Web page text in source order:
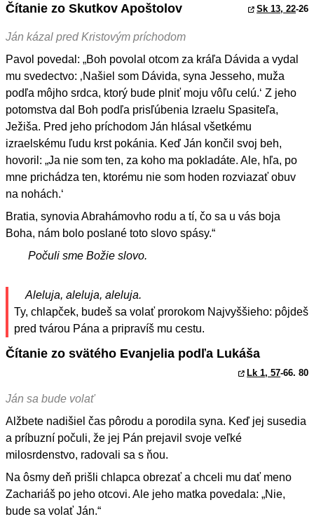
Čítanie zo Skutkov Apoštolov Sk 13, 22-26
Ján kázal pred Kristovým príchodom
Pavol povedal: „Boh povolal otcom za kráľa Dávida a vydal
mu svedectvo: ‚Našiel som Dávida, syna Jesseho, muža
podľa môjho srdca, ktorý bude plniť moju vôľu celú.‘ Z jeho
potomstva dal Boh podľa prisľúbenia Izraelu Spasiteľa,
Ježiša. Pred jeho príchodom Ján hlásal všetkému
izraelskému ľudu krst pokánia. Keď Ján končil svoj beh,
hovoril: „Ja nie som ten, za koho ma pokladáte. Ale, hľa, po
mne prichádza ten, ktorému nie som hoden rozviazať obuv
na nohách.‘
Bratia, synovia Abrahámovho rodu a tí, čo sa u vás boja
Boha, nám bolo poslané toto slovo spásy.“
Počuli sme Božie slovo.
Aleluja, aleluja, aleluja.
Ty, chlapček, budeš sa volať prorokom Najvyššieho: pôjdeš
pred tvárou Pána a pripravíš mu cestu.
Čítanie zo svätého Evanjelia podľa Lukáša
Lk 1, 57-66. 80
Ján sa bude volať
Alžbete nadišiel čas pôrodu a porodila syna. Keď jej susedia
a príbuzní počuli, že jej Pán prejavil svoje veľké
milosrdenstvo, radovali sa s ňou.
Na ôsmy deň prišli chlapca obrezať a chceli mu dať meno
Zachariáš po jeho otcovi. Ale jeho matka povedala: „Nie,
bude sa volať Ján.“